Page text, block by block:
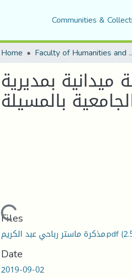
Communities &
Home Faculty of
بمديرية
بالمسيلة
Loading...
Files
مذكرة ماستر رباحي عبد الكريم.pdf
Date
2019-09-02